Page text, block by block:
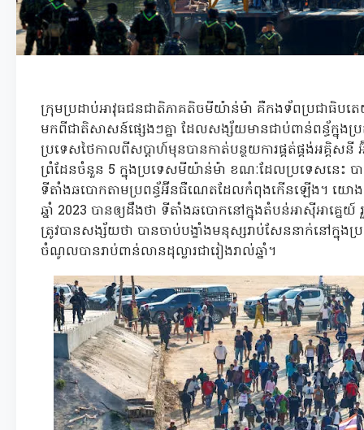
ក្រុមប្រដាប់អាវុធជនជាតិភាគតិចមីយ៉ាន់ម៉ា គឺកងទ័ពប្រជាធិបត
មកពីជាតិសាសន៍ផ្សេងៗគ្នា ដែលសង្ស័យមានជាប់ពាន់ពន្ធ័ក្នុង
ប្រទេសថៃកាលពីសប្តាហ៍មុនបានកាត់បន្ថយការផ្គត់ផ្គង់អគ្គិ
ព្រំដែនចំនួន 5 ក្នុងប្រទេសមីយ៉ាន់ម៉ា ខណៈដែលប្រទេសនេះ បា
ទីតាំងឆបោកតាមប្រពន្ធ័អ៊ីនធឺណេតដែលកំពុងកើនឡើង។ យោង
ឆ្នាំ 2023 បានឲ្យដឹងថា ទីតាំងឆបោកនៅក្នុងតំបន់អាស៊ីអាគ្នេ
ត្រូវបានសង្ស័យថា បានចាប់បង្ខាំងមនុស្សរាប់សែននាក់នៅក្នុង
ចំណូលបានរាប់ពាន់លានដុល្លារជារៀងរាល់ឆ្នាំ។